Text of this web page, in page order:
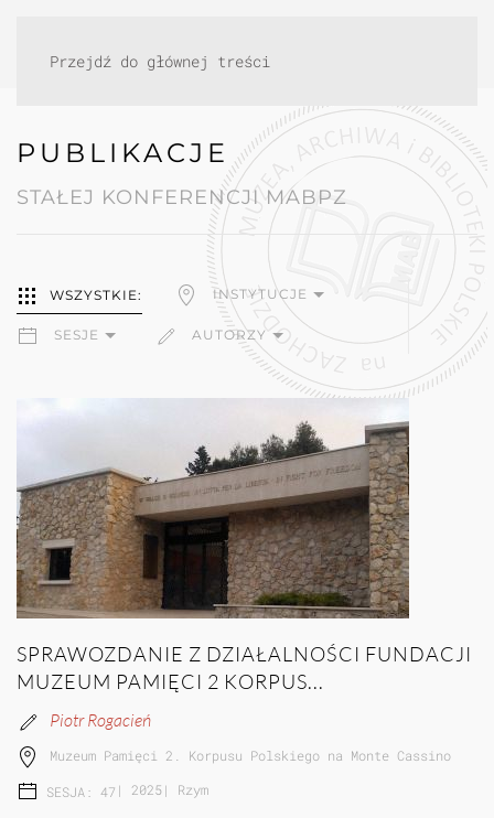
Przejdź do głównej treści
PUBLIKACJE
STAŁEJ KONFERENCJI MABPZ
WSZYSTKIE: INSTYTUCJE
SESJE AUTORZY
SPRAWOZDANIE Z DZIAŁALNOŚCI FUNDACJI
MUZEUM PAMIĘCI 2 KORPUS...
Piotr Rogacień
Muzeum Pamięci 2. Korpusu Polskiego na Monte Cassino
SESJA: 47 | 2025| Rzym